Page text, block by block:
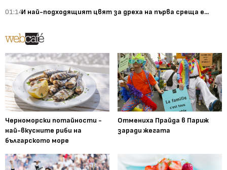
01:14И най-подходящият цвят за дреха на първа среща е...
Черноморски потайности -
най-вкусните риби на
българското море
Отмениха Прайда в Париж
заради жегата